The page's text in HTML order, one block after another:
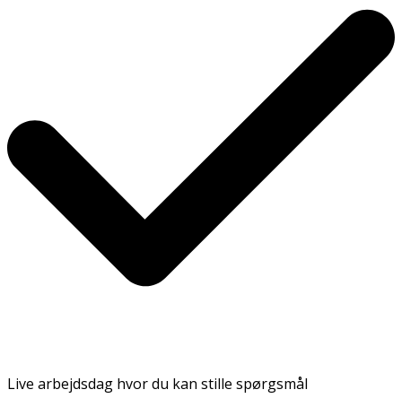
Live arbejdsdag hvor du kan stille spørgsmål